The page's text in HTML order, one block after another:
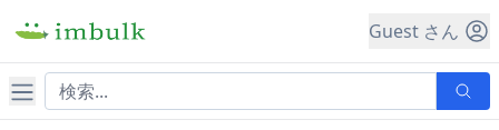
Guest さん
ナビゲーション